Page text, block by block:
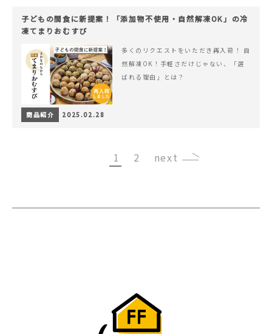
子どもの間食に新提案！「添加物不使用・自然解凍OK」の冷
凍てまりおむすび
多くのリクエストをいただき再入荷！ 自
然解凍OK！手軽さだけじゃない、「選
ばれる理由」とは？
商品紹介 2025.02.28
1 2 ›